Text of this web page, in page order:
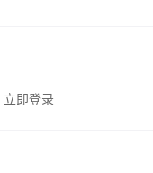
立即登录